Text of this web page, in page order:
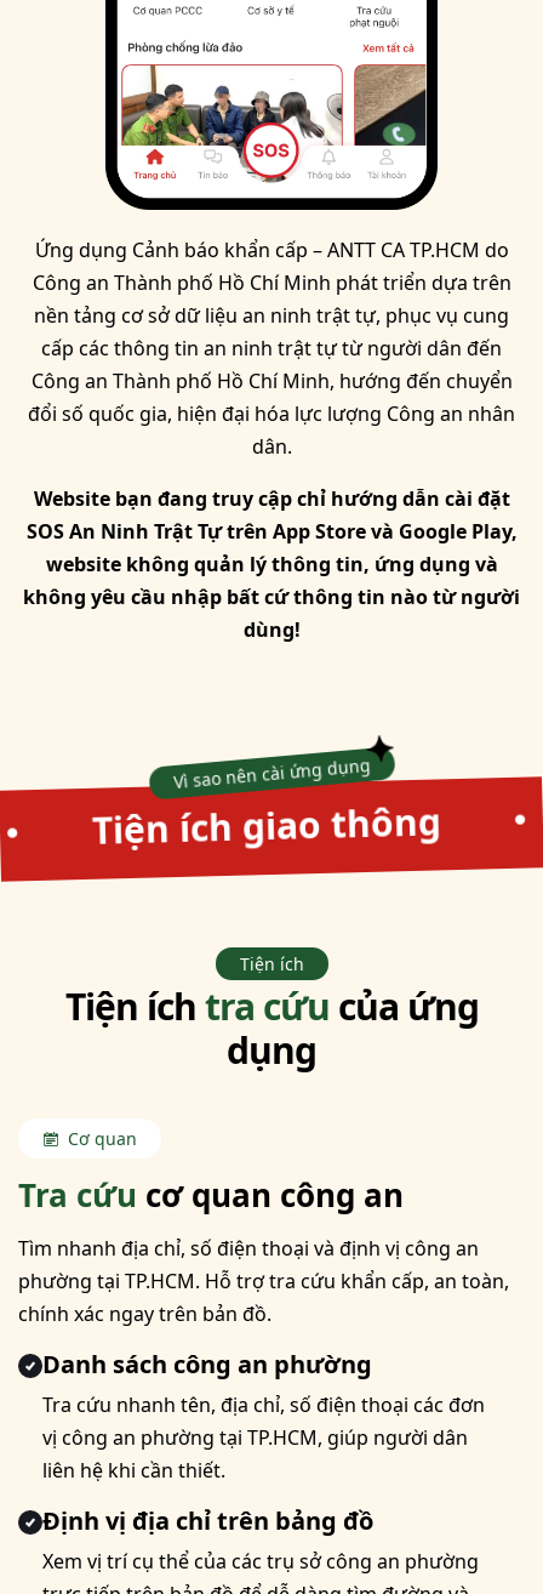
Ứng dụng Cảnh báo khẩn cấp – ANTT CA TP.HCM do
Công an Thành phố Hồ Chí Minh phát triển dựa trên
nền tảng cơ sở dữ liệu an ninh trật tự, phục vụ cung
cấp các thông tin an ninh trật tự từ người dân đến
Công an Thành phố Hồ Chí Minh, hướng đến chuyển
đổi số quốc gia, hiện đại hóa lực lượng Công an nhân
dân.
Website bạn đang truy cập chỉ hướng dẫn cài đặt
SOS An Ninh Trật Tự trên App Store và Google Play,
website không quản lý thông tin, ứng dụng và
không yêu cầu nhập bất cứ thông tin nào từ người
dùng!
Vì sao nên cài ứng dụng
giao thông • Cảnh
Tiện ích
Tiện íchtra cứu của ứng
dụng
Cơ quan
Tra cứu cơ quan công an
Tìm nhanh địa chỉ, số điện thoại và định vị công an
phường tại TP.HCM. Hỗ trợ tra cứu khẩn cấp, an toàn,
chính xác ngay trên bản đồ.
Danh sách công an phường
Tra cứu nhanh tên, địa chỉ, số điện thoại các đơn
vị công an phường tại TP.HCM, giúp người dân
liên hệ khi cần thiết.
Định vị địa chỉ trên bảng đồ
Xem vị trí cụ thể của các trụ sở công an phường